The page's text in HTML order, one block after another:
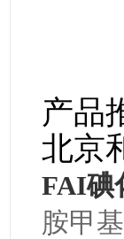
产品
北京
FAI碘
胺甲